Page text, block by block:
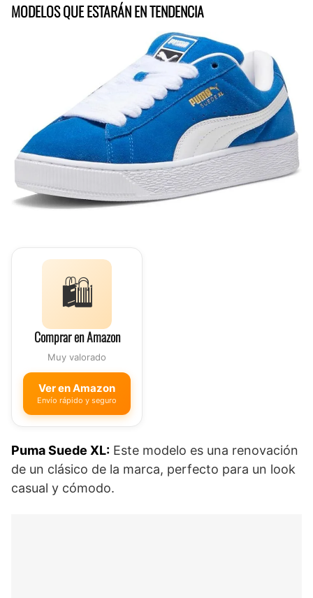
MODELOS QUE ESTARÁN EN TENDENCIA
🛍️
Comprar en Amazon
Muy valorado
Ver en Amazon
Envío rápido y seguro
Puma Suede XL: Este modelo es una renovación
de un clásico de la marca, perfecto para un look
casual y cómodo.